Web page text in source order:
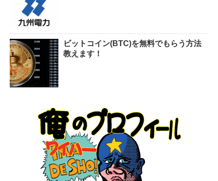
ビットコイン(BTC)を無料でもらう方法
教えます！